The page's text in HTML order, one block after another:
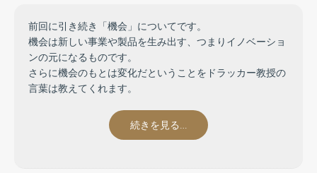
前回に引き続き「機会」についてです。
機会は新しい事業や製品を生み出す、つまりイノベーショ
ンの元になるものです。
さらに機会のもとは変化だということをドラッカー教授の
言葉は教えてくれます。
続きを見る…